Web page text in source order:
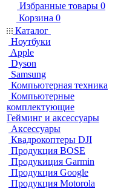
Избранные товары 0
Корзина 0
Каталог
Ноутбуки
Apple
Dyson
Samsung
Компьютерная техника
Компьютерные
комплектующие
Гейминг и аксессуары
Аксессуары
Квадрокоптеры DJI
Продукция BOSE
Продукиция Garmin
Продукция Google
Продукция Motorola